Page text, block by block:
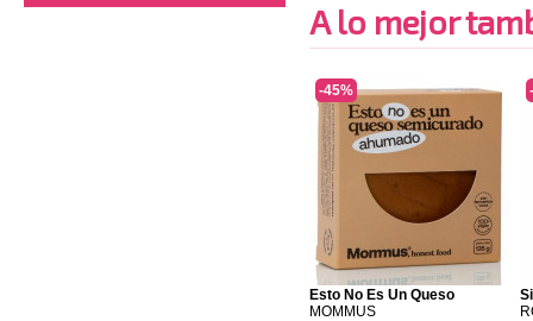
A lo mejor
Esto No Es Un Queso
Ahum...
MOMMUS
-45%